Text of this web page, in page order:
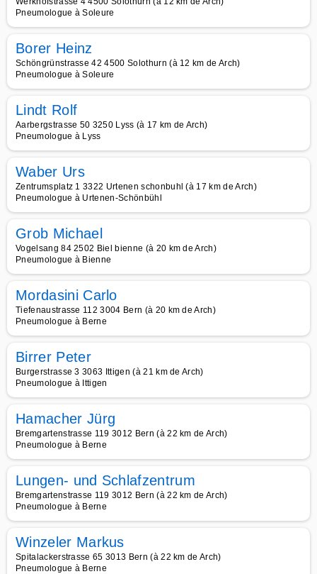
Pneumologue à Soleure
Borer Heinz
Schöngrünstrasse 42 4500 Solothurn (à 12 km de Arch)
Pneumologue à Soleure
Lindt Rolf
Aarbergstrasse 50 3250 Lyss (à 17 km de Arch)
Pneumologue à Lyss
Waber Urs
Zentrumsplatz 1 3322 Urtenen schonbuhl (à 17 km de Arch)
Pneumologue à Urtenen-Schönbühl
Grob Michael
Vogelsang 84 2502 Biel bienne (à 20 km de Arch)
Pneumologue à Bienne
Mordasini Carlo
Tiefenaustrasse 112 3004 Bern (à 20 km de Arch)
Pneumologue à Berne
Birrer Peter
Burgerstrasse 3 3063 Ittigen (à 21 km de Arch)
Pneumologue à Ittigen
Hamacher Jürg
Bremgartenstrasse 119 3012 Bern (à 22 km de Arch)
Pneumologue à Berne
Lungen- und Schlafzentrum
Bremgartenstrasse 119 3012 Bern (à 22 km de Arch)
Pneumologue à Berne
Winzeler Markus
Spitalackerstrasse 65 3013 Bern (à 22 km de Arch)
Pneumologue à Berne